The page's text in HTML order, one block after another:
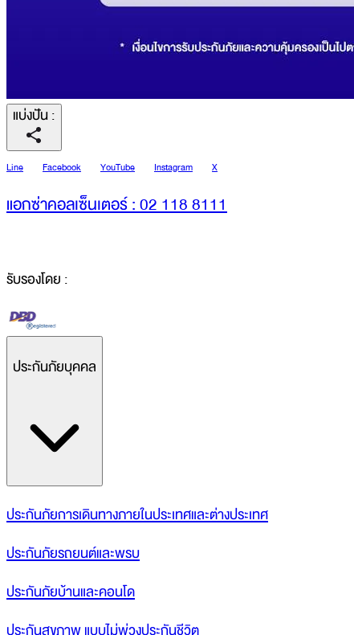
แบ่งปัน:
Line Facebook YouTube Instagram X
แอกซ่าคอลเซ็นเตอร์ : 02 118 8111
รับรองโดย :
ประกันภัยบุคคล
ประกันภัยการเดินทางภายในประเทศและต่างประเทศ
ประกันภัยรถยนต์และพรบ
ประกันภัยบ้านและคอนโด